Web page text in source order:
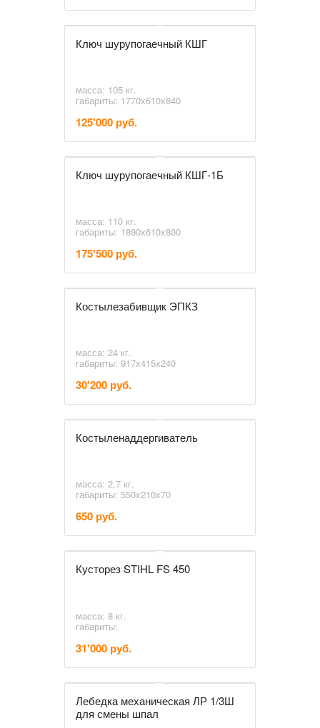
Ключ шурупогаечный КШГ
масса: 105 кг.
габариты: 1770х610х840
125'000 руб.
Ключ шурупогаечный КШГ-1Б
масса: 110 кг.
габариты: 1890х610х800
175'500 руб.
Костылезабивщик ЭПКЗ
масса: 24 кг.
габариты: 917х415х240
30'200 руб.
Костыленаддергиватель
масса: 2,7 кг.
габариты: 550х210х70
650 руб.
Кусторез STIHL FS 450
масса: 8 кг.
габариты:
31'000 руб.
Лебедка механическая ЛР 1/3Ш
для смены шпал